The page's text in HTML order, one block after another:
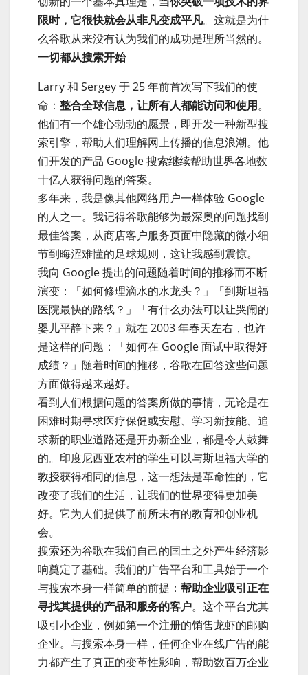
限时，它很快就会从非凡变成平凡。这就是为什
么谷歌从来没有认为我们的成功是理所当然的。
一切都从搜索开始
Larry 和 Sergey 于 25 年前首次写下我们的使
命： 整合全球信息，让所有人都能访问和使用。
他们有一个雄心勃勃的愿景，即开发一种新型搜
索引擎，帮助人们理解网上传播的信息浪潮。他
们开发的产品 Google 搜索继续帮助世界各地数
十亿人获得问题的答案。
多年来，我是像其他网络用户一样体验 Google
的人之一。我记得谷歌能够为最深奥的问题找到
最佳答案，从商店客户服务页面中隐藏的微小细
节到晦涩难懂的足球规则，这让我感到震惊。
我向 Google 提出的问题随着时间的推移而不断
演变：「如何修理滴水的水龙头？」「到斯坦福
医院最快的路线？」「有什么办法可以让哭闹的
婴儿平静下来？」就在 2003 年春天左右，也许
是这样的问题：「如何在 Google 面试中取得好
成绩？」随着时间的推移，谷歌在回答这些问题
方面做得越来越好。
看到人们根据问题的答案所做的事情，无论是在
困难时期寻求医疗保健或安慰、学习新技能、追
求新的职业道路还是开办新企业，都是令人鼓舞
的。印度尼西亚农村的学生可以与斯坦福大学的
教授获得相同的信息，这一想法是革命性的，它
改变了我们的生活，让我们的世界变得更加美
好。它为人们提供了前所未有的教育和创业机
会。
搜索还为谷歌在我们自己的国土之外产生经济影
响奠定了基础。我们的广告平台和工具始于一个
与搜索本身一样简单的前提： 帮助企业吸引正在
寻找其提供的产品和服务的客户。这个平台尤其
吸引小企业，例如第一个注册的销售龙虾的邮购
企业。与搜索本身一样，任何企业在线广告的能
力都产生了真正的变革性影响，帮助数百万企业